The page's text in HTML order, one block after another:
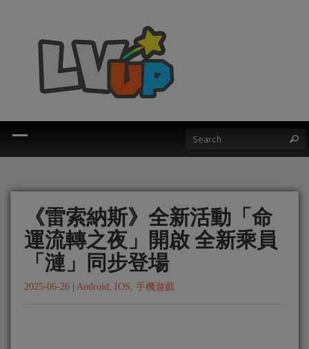
《雷索納斯》全新活動「命
運流轉之夜」開啟 全新乘員
「漣」同步登場
2025-06-26 Android, IOS, 手機遊戲